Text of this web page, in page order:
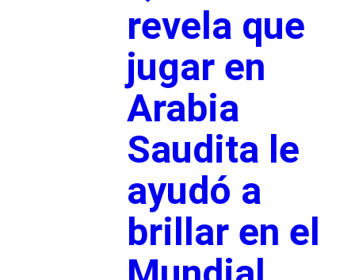
revela que
jugar en
Arabia
Saudita le
ayudó a
brillar en el